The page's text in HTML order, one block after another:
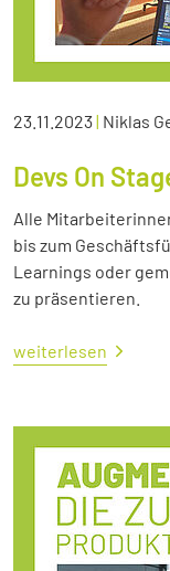
23.11.2023| Niklas
Devs On
Alle
bis zum
Learnings oder
zu präsentieren.
weiterlesen